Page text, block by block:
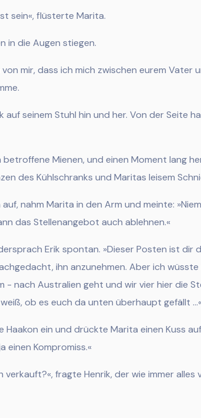
sein«, flüsterte Marita.
in die Augen stiegen.
mir, dass ich mich zwischen eurem Vater
seinem Stuhl hin und her. Von der Seite
Mienen, und einen Moment lang
des Kühlschranks und Maritas leisem
nahm Marita in den Arm und meinte:
das Stellenangebot auch ablehnen.«
Erik spontan. »Dieser Posten ist
ihn anzunehmen. Aber ich
- nach Australien geht und wir vier hier die
ob es euch da unten überhaupt gefällt …«
Haakon ein und drückte Marita einen Kuss
einen Kompromiss.«
fragte Henrik, der wie immer alles